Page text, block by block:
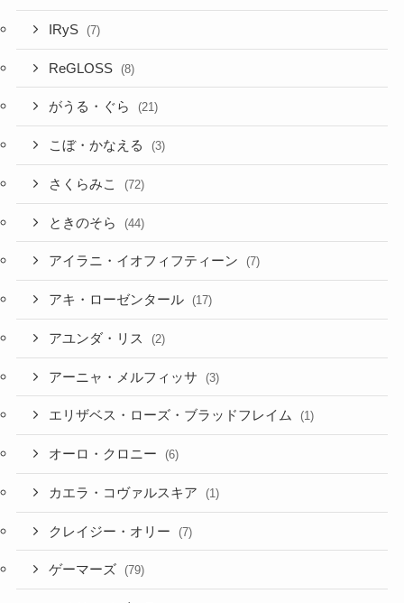
IRyS (7)
ReGLOSS (8)
がうる・ぐら (21)
こぼ・かなえる (3)
さくらみこ (72)
ときのそら (44)
アイラニ・イオフィフティーン (7)
アキ・ローゼンタール (17)
アユンダ・リス (2)
アーニャ・メルフィッサ (3)
エリザベス・ローズ・ブラッドフレイム (1)
オーロ・クロニー (6)
カエラ・コヴァルスキア (1)
クレイジー・オリー (7)
ゲーマーズ (79)